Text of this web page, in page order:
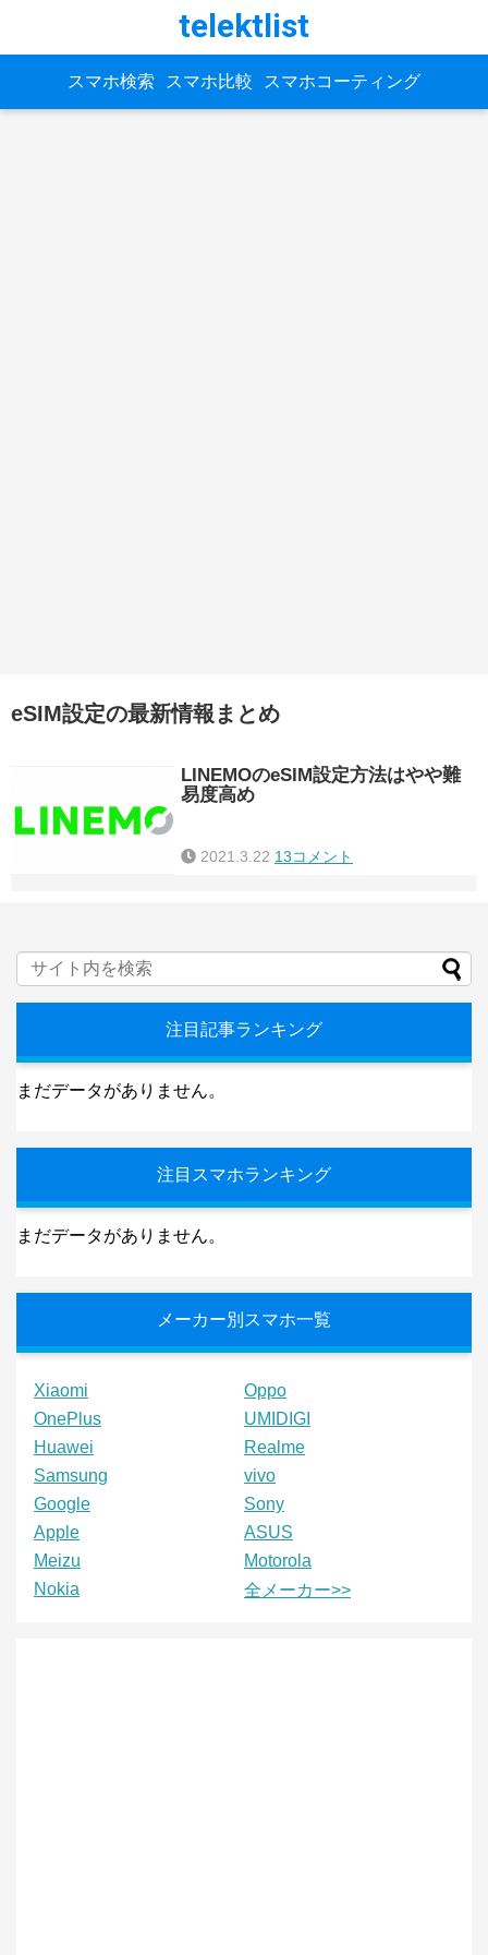
telektlist
スマホ検索 スマホ比較 スマホコーティング
eSIM設定の最新情報まとめ
LINEMOのeSIM設定方法はやや難
易度高め
2021.3.22 13コメント
注目記事ランキング
まだデータがありません。
注目スマホランキング
まだデータがありません。
メーカー別スマホ一覧
Xiaomi
Oppo
OnePlus
UMIDIGI
Huawei
Realme
Samsung
vivo
Google
Sony
Apple
ASUS
Meizu
Motorola
Nokia
全メーカー>>